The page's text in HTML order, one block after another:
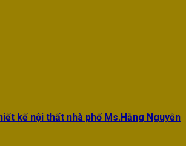
kế nội thất nhà phố Ms.Hằng Nguyễn